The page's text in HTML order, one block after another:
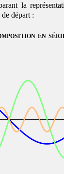
la
départ :
en